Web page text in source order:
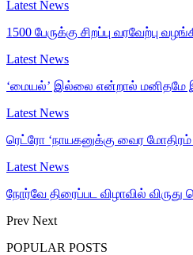
Latest News
1500 பேருக்கு சிறப்பு வரவேற்பு
Latest News
‘மையல்’ இல்லை என்றால் மனிதமே
Latest News
ரெட்ரோ ‘நாயகனுக்கு வைர மோதிரம்
Latest News
நோர்வே திரைப்பட விழாவில்
Prev Next
POPULAR POSTS